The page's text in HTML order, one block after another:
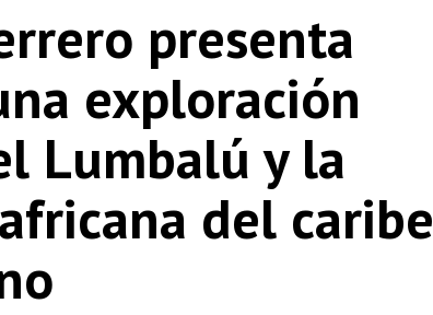
presenta
exploración
Lumbalú y la
del caribe